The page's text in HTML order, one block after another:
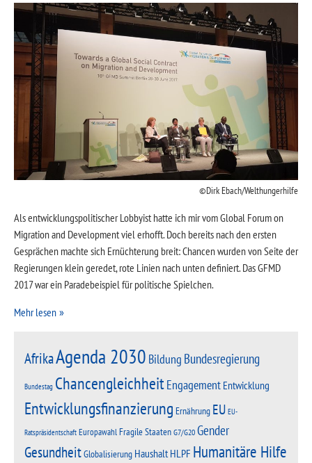
Dirk Ebach/Welthungerhilfe
Als entwicklungspolitischer Lobbyist hatte ich mir vom Global Forum on
Migration and Development viel erhofft. Doch bereits nach den ersten
Gesprächen machte sich Ernüchterung breit: Chancen wurden von Seite der
Regierungen klein geredet, rote Linien nach unten definiert. Das GFMD
2017 war ein Paradebeispiel für politische Spielchen.
Mehr lesen
AfrikaAgenda 2030 Bildung Bundesregierung
Bundestag ChancengleichheitEngagement Entwicklung
Entwicklungsfinanzierung Ernährung EU EU-
Ratspräsidentschaft EuropawahlFragile StaatenG7/G20Gender
GesundheitGlobalisierung HaushaltHLPF Humanitäre Hilfe